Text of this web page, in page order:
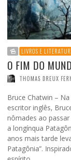
LIVROS E
O FIM DO
THOMAS DREUX
Bruce Chatwin –
escritor inglês,
nômades ao
a longínqua
anos mais tarde
Patagônia”.